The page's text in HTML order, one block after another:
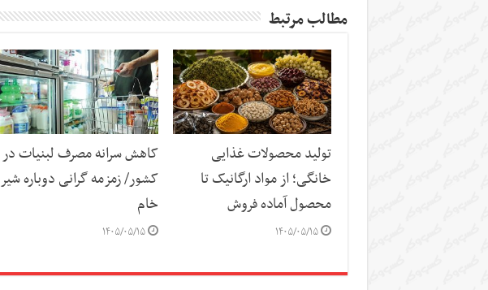
مطالب مرتبط
تولید محصولات غذایی
خانگی؛ از مواد ارگانیک تا
محصول آماده فروش
۱۴۰۵/۰۵/۱۵
کاهش سرانه مصرف لبنیات در
کشور/ زمزمه گرانی دوباره شیر
خام
۱۴۰۵/۰۵/۱۵